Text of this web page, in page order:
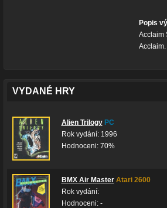
Popis
Acclaim
Acclaim.
VYDANÉ HRY
Alien Trilogy PC
Rok vydání: 1996
Hodnoceni: 70%
BMX Air Master Atari 2600
Rok vydání:
Hodnoceni: -